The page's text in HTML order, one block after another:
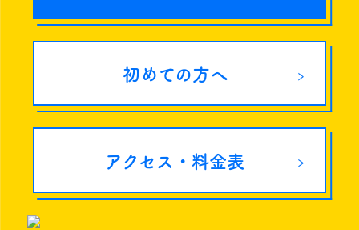
初めての方へ
アクセス・料金表